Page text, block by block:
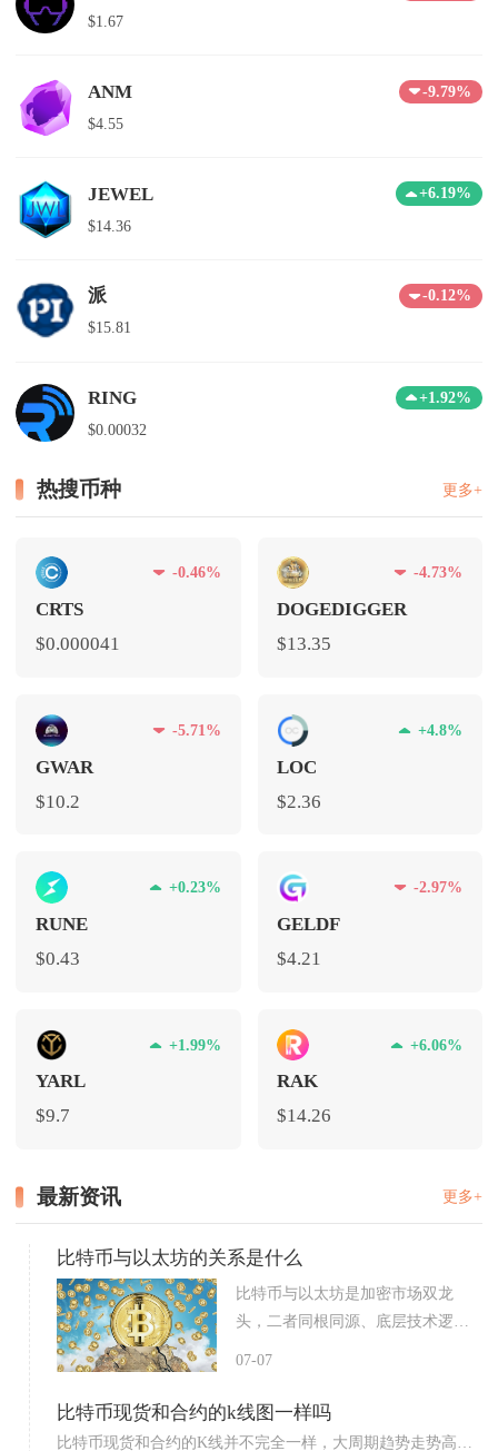
$1.67
ANM
-9.79%
$4.55
JEWEL
+6.19%
$14.36
派
-0.12%
$15.81
RING
+1.92%
$0.00032
热搜币种 更多+
-0.46%
CRTS
$0.000041
-4.73%
DOGEDIGGER
$13.35
-5.71%
GWAR
$10.2
+4.8%
LOC
$2.36
+0.23%
RUNE
$0.43
-2.97%
GELDF
$4.21
+1.99%
YARL
$9.7
+6.06%
RAK
$14.26
最新资讯 更多+
比特币与以太坊的关系是什么
比特币与以太坊是加密市场双龙
头，二者同根同源、底层技术逻辑
07-07
比特币现货和合约的k线图一样吗
比特币现货和合约的K线并不完全一样，大周期趋势走势高度